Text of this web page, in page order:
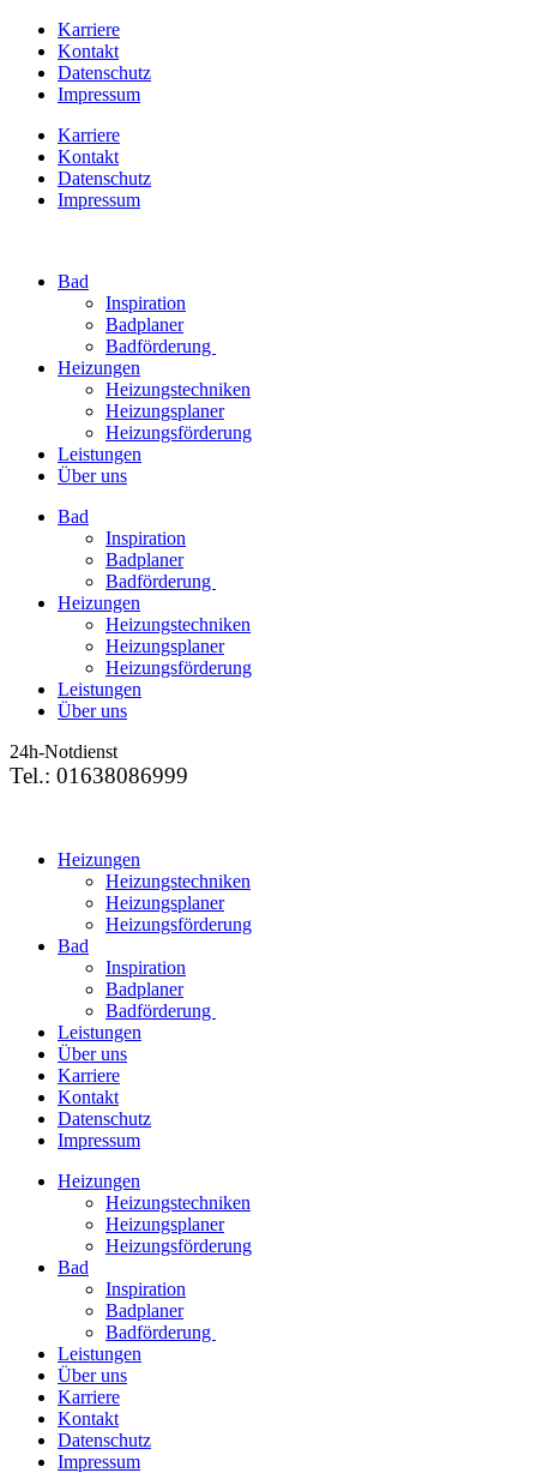
Karriere
Kontakt
Datenschutz
Impressum
Karriere
Kontakt
Datenschutz
Impressum
Bad
Inspiration
Badplaner
Badförderung
Heizungen
Heizungstechniken
Heizungsplaner
Heizungsförderung
Leistungen
Über uns
Bad
Inspiration
Badplaner
Badförderung
Heizungen
Heizungstechniken
Heizungsplaner
Heizungsförderung
Leistungen
Über uns
24h-Notdienst
Tel.: 01638086999
Heizungen
Heizungstechniken
Heizungsplaner
Heizungsförderung
Bad
Inspiration
Badplaner
Badförderung
Leistungen
Über uns
Karriere
Kontakt
Datenschutz
Impressum
Heizungen
Heizungstechniken
Heizungsplaner
Heizungsförderung
Bad
Inspiration
Badplaner
Badförderung
Leistungen
Über uns
Karriere
Kontakt
Datenschutz
Impressum